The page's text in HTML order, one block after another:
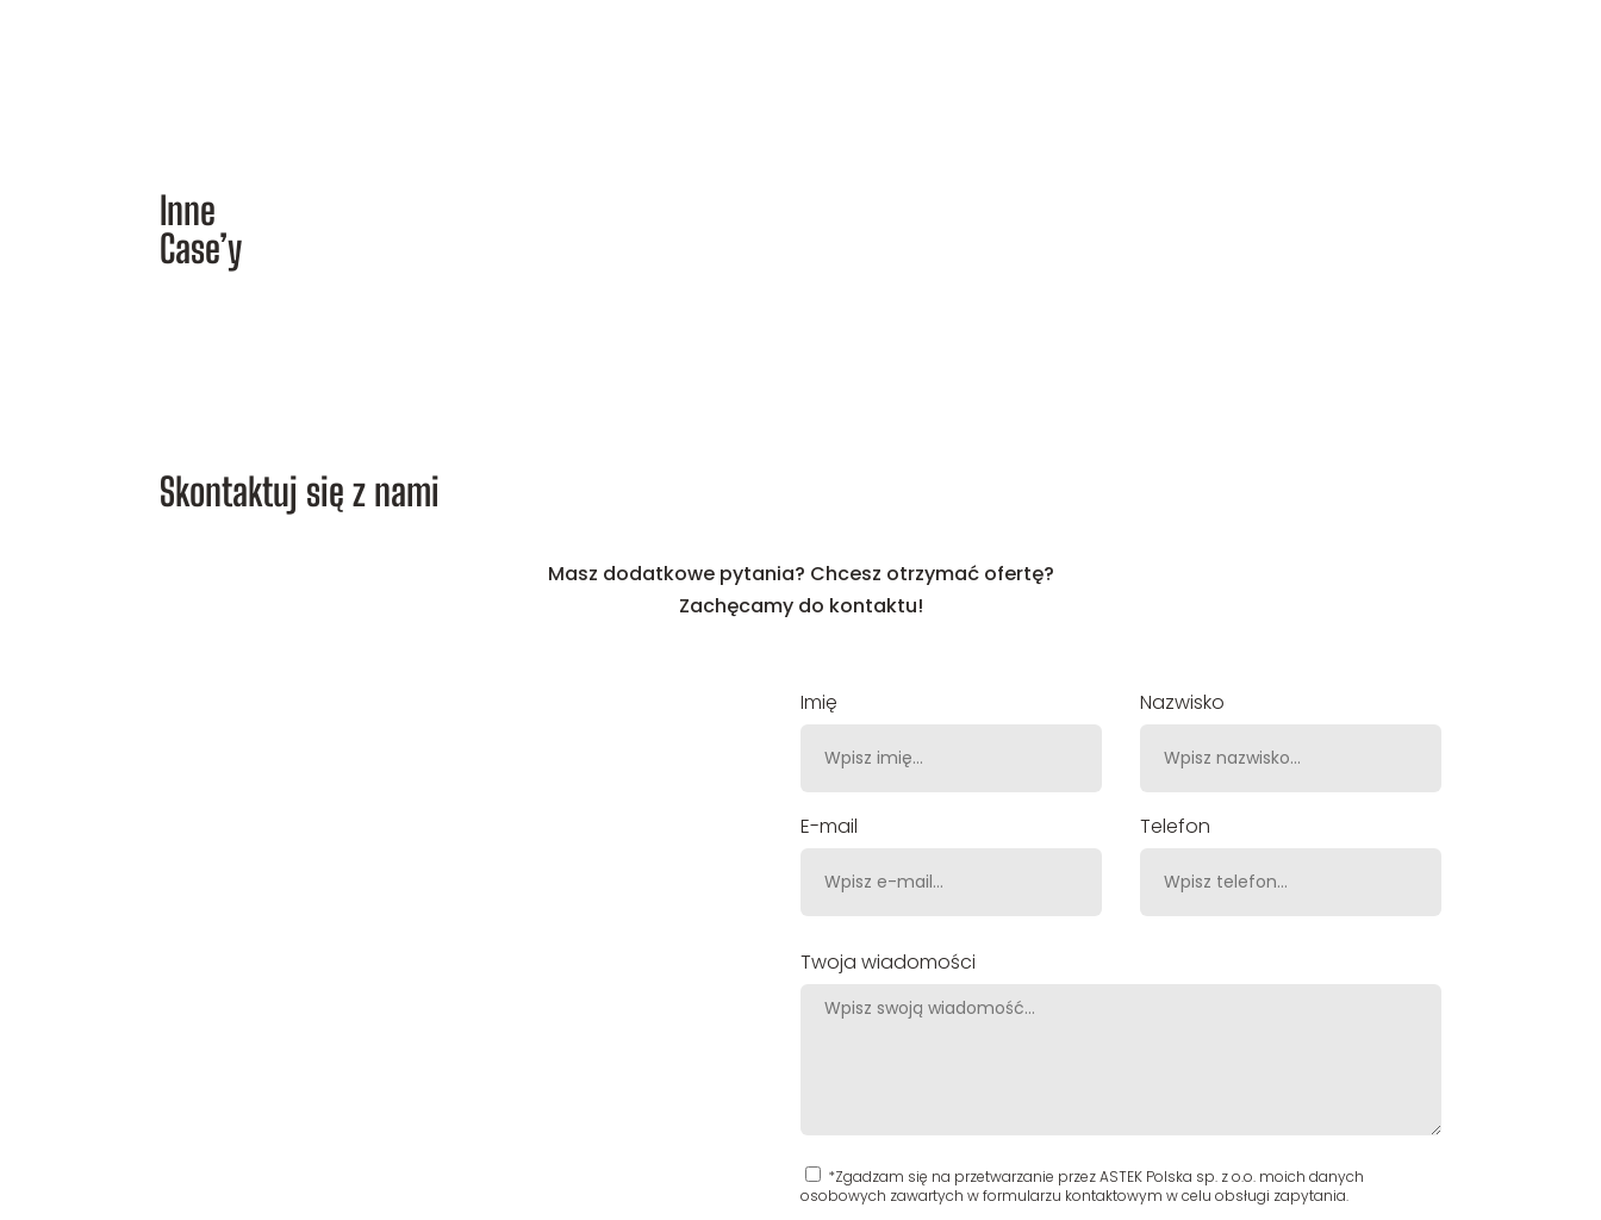
Inne
Case’y
Skontaktuj się z nami
Masz dodatkowe pytania? Chcesz otrzymać ofertę?
Zachęcamy do kontaktu!
Imię
E-mail
Nazwisko
Telefon
Twoja wiadomości
*Zgadzam się na przetwarzanie przez ASTEK Polska sp. z o.o. moich danych
osobowych zawartych w formularzu kontaktowym w celu obsługi zapytania.